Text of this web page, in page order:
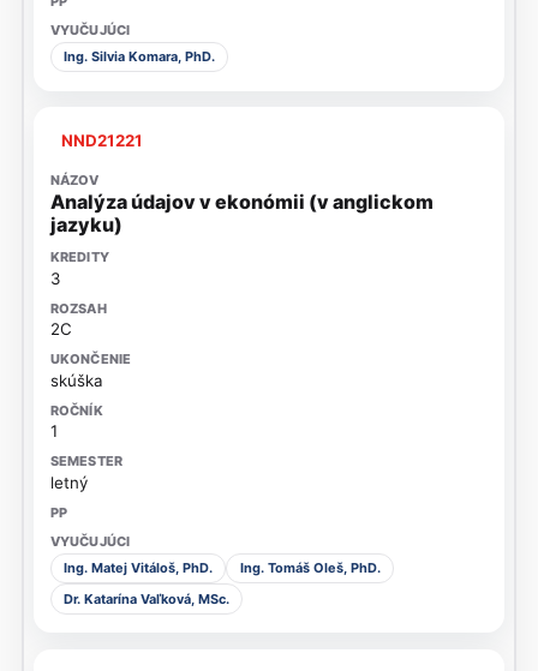
Ing. Silvia Komara, PhD.
NND21221
Analýza údajov v ekonómii (v anglickom
jazyku)
3
2C
skúška
1
letný
Ing. Matej Vitáloš, PhD.
Ing. Tomáš Oleš, PhD.
Dr. Katarína Vaľková, MSc.